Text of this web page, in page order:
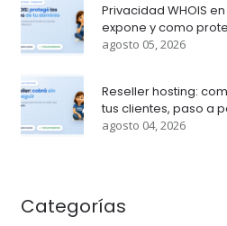
Privacidad WHOIS
expone y como
agosto 05, 2026
Reseller hosting:
tus clientes, paso a
agosto 04, 2026
Categorías